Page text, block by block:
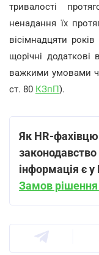
тривалості
ненадання їх
вісімнадцяти
щорічні додаткові
важкими умовами
ст. 80 КЗпП).
Як HR-
інформація є
Замов рішення